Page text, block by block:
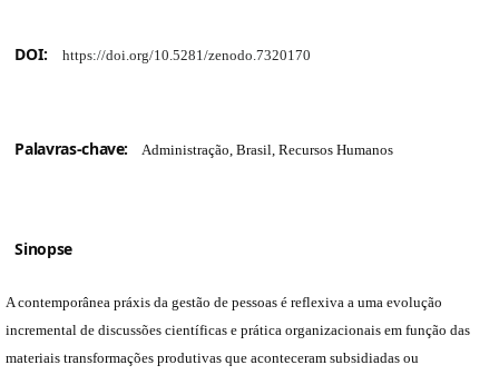
DOI: https://doi.org/10.5281/zenodo.7320170
Palavras-chave: Administração, Brasil, Recursos Humanos
Sinopse
A contemporânea práxis da gestão de pessoas é reflexiva a uma evolução
incremental de discussões científicas e prática organizacionais em função das
materiais transformações produtivas que aconteceram subsidiadas ou